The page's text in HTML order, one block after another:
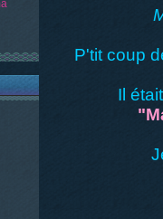
P'tit coup
Il